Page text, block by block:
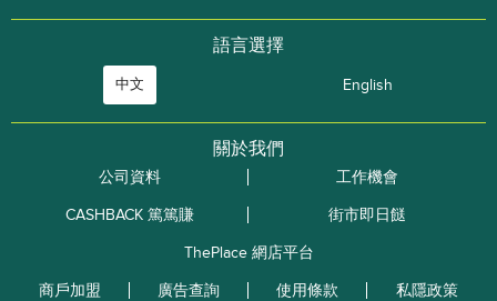
語言選擇
中文 English
關於我們
公司資料
工作機會
CASHBACK 篤篤賺
街市即日餸
ThePlace 網店平台
商戶加盟
廣告查詢 使用條款 私隱政策